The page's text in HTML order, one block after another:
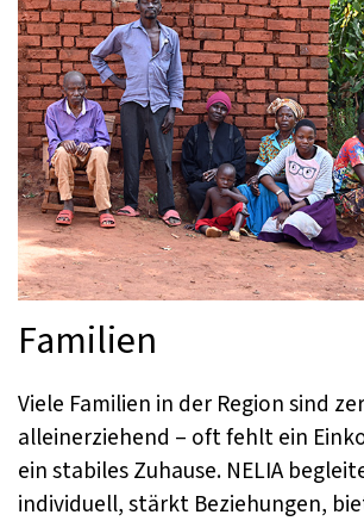
Familien
Viele Familien in der Region sind
alleinerziehend – oft fehlt ein
ein stabiles Zuhause. NELIA
individuell, stärkt Beziehungen,